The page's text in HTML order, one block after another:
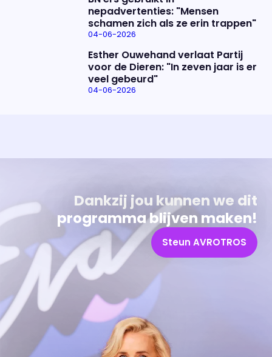
nepadvertenties: "Mensen
schamen zich als ze erin trappen"
04-06-2026
Esther Ouwehand verlaat Partij
voor de Dieren: "In zeven jaar is er
veel gebeurd"
04-06-2026
Dankzij jou kunnen we dit
programma blijven maken!
Steun AVROTROS